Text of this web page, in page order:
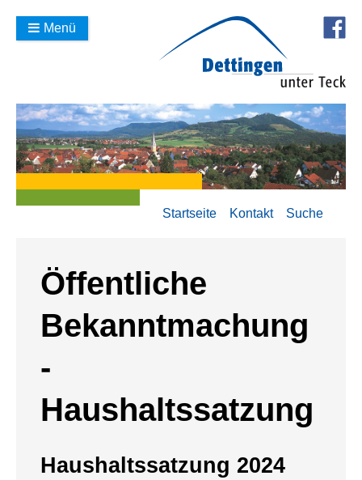
Menü
Startseite Kontakt Suche
Öffentliche
Bekanntmachung
-
Haushaltssatzung
Haushaltssatzung 2024